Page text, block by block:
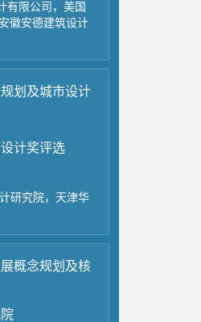
有限公司，美国
徽安德建筑设计
划及城市设计
计奖评选
研究院，天津华
概念规划及核